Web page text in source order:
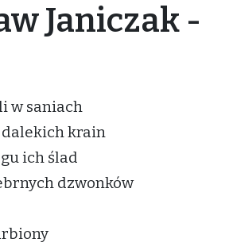
Janiczak -
w saniach
krain
ich ślad
dzwonków